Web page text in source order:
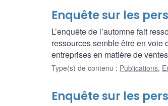
Enquête sur les
L’enquête de l’automne fait
ressources semble être en voie
entreprises en matière de
Type(s) de contenu : Publications,
Enquête sur les